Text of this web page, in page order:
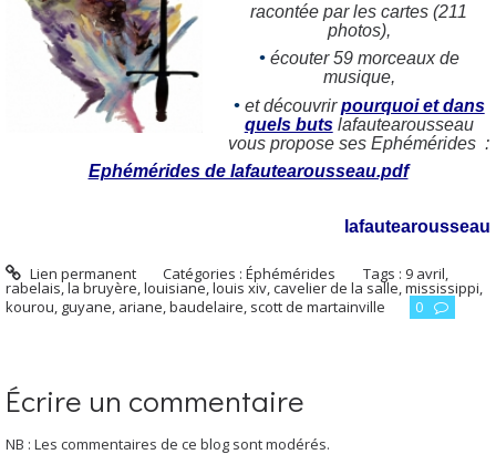
racontée par les cartes (211
photos),
• écouter 59 morceaux de
musique,
• et découvrirpourquoi et dans
quels butslafautearousseau
vous propose ses Ephémérides :
Ephémérides de lafautearousseau.pdf
lafautearousseau
Lien permanent Catégories :Éphémérides Tags : 9 avril,
rabelais,la bruyère,louisiane,louis xiv,cavelier de la salle,mississippi,
kourou, guyane, ariane,baudelaire, scott de martainville 0
Écrire un commentaire
NB : Les commentaires de ce blog sont modérés.